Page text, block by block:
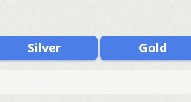
Silver Gold